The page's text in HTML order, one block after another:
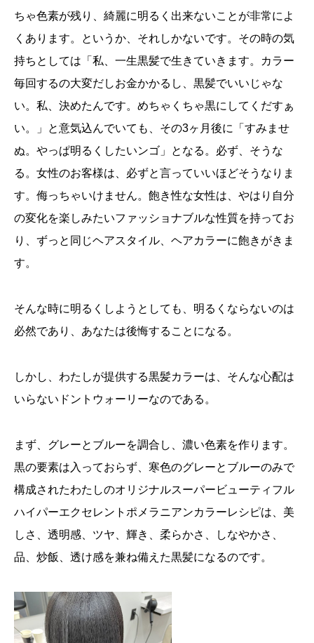
ちゃ色素が残り、綺麗に明るく出来ないことが非常によ
くあります。というか、それしかないです。その時の気
持ちとしては「私、一生黒髪で生きていきます。カラー
毎回するの大変だしお金かかるし、黒髪でいいじゃな
い。私、決めたんです。めちゃくちゃ黒にしてくだすぁ
い。」と意気込んでいても、その3ヶ月後に「すみませ
ぬ。やっぱ明るくしたいンゴ」となる。必ず、そうな
る。女性のお客様は、必ずと言っていいほどそうなりま
す。侮っちゃいけません。飽き性な女性は、やはり自分
の変化を楽しみたいファッショナブルな性質を持ってお
り、ずっと同じヘアスタイル、ヘアカラーに飽きがきま
す。
そんな時に明るくしようとしても、明るくならないのは
必然であり、あなたは後悔することになる。
しかし、わたしが提供する黒髪カラーは、そんな心配は
いらないドントウォーリーなのである。
まず、グレーとブルーを調合し、濃い色素を作ります。
黒の要素は入っておらず、寒色のグレーとブルーのみで
構成されたわたしのオリジナルスーパービューティフル
ハイパーエクセレントポメラニアンカラーレシピは、美
しさ、透明感、ツヤ、輝き、柔らかさ、しなやかさ、
品、炒飯、透け感を兼ね備えた黒髪になるのです。